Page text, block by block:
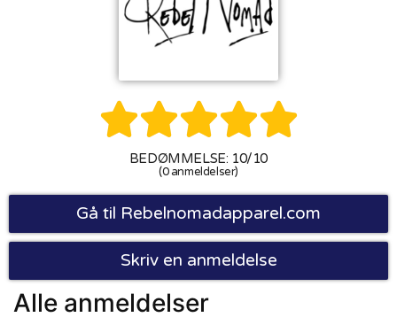

BEDØMMELSE: 10/10
(0 anmeldelser)
Gå til Rebelnomadapparel.com
Skriv en anmeldelse
Alle anmeldelser